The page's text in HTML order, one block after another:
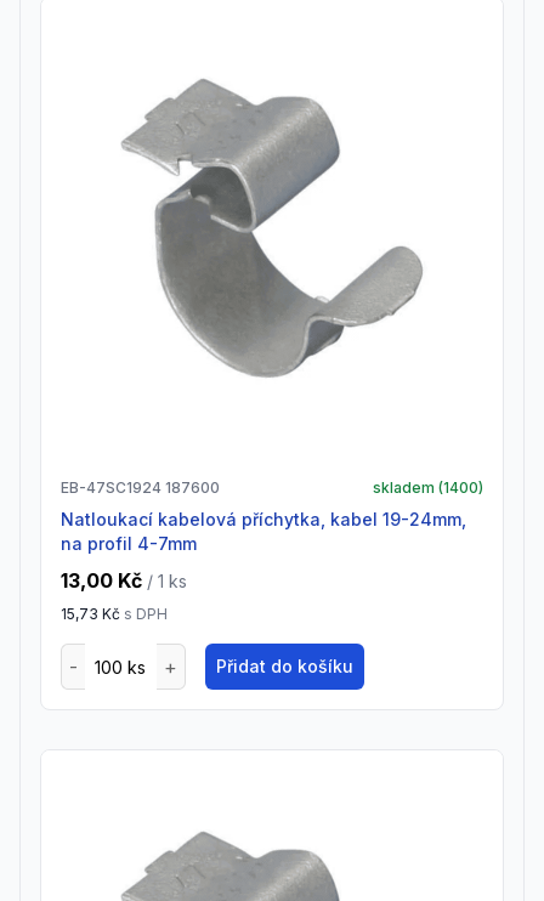
EB-47SC1924 187600 skladem (1400)
natloukací kabelová příchytka, kabel 19-24mm,
na profil 4-7mm
13,00 Kč / 1 ks
15,73 Kč s DPH
Přidat do košíku